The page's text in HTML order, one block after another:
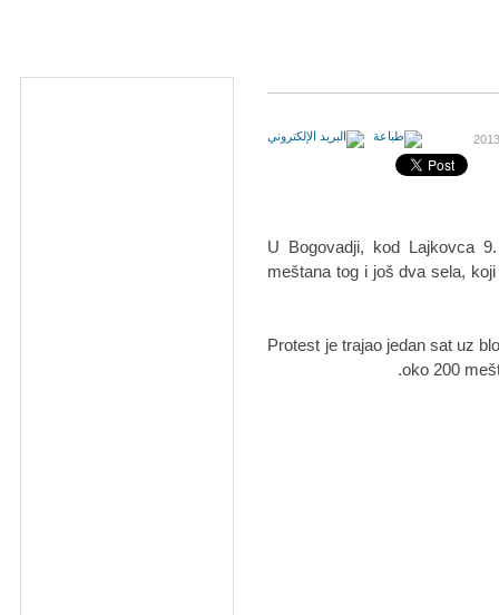
U Bogovadji, kod Lajkovca
meštana tog i još dva sela,
Protest je trajao jedan sat uz
oko 200